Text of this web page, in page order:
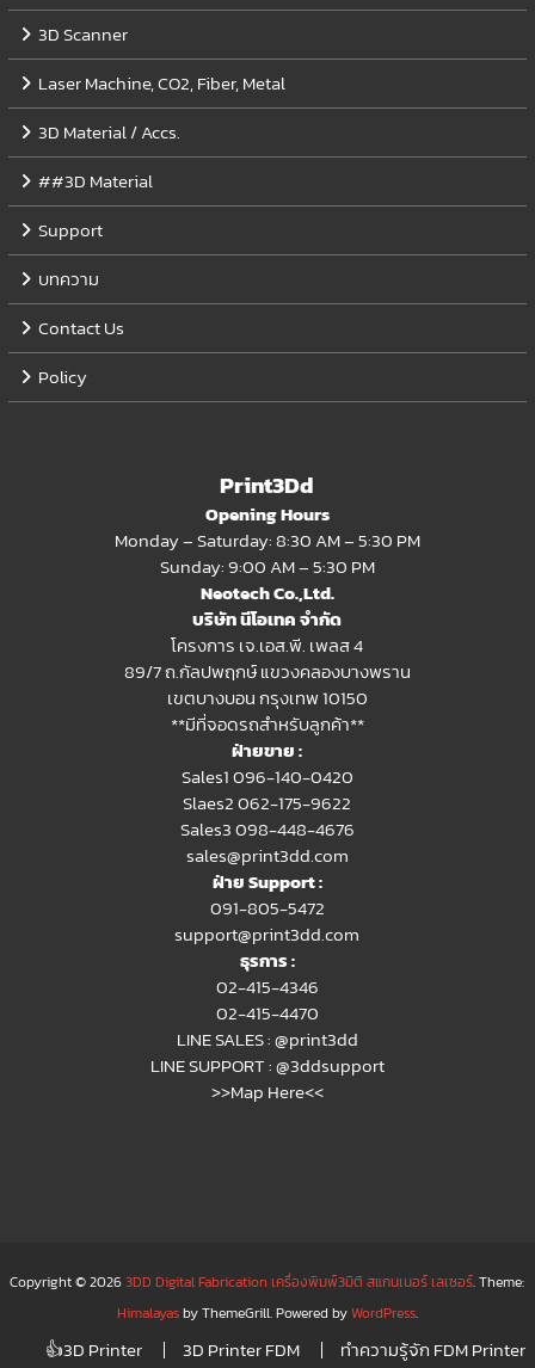
3D Scanner
Laser Machine, CO2, Fiber, Metal
3D Material / Accs.
##3D Material
Support
บทความ
Contact Us
Policy
Print3Dd
Opening Hours
Monday – Saturday: 8:30 AM – 5:30 PM
Sunday: 9:00 AM – 5:30 PM
Neotech Co.,Ltd.
บริษัท นีโอเทค จำกัด
โครงการ เจ.เอส.พี. เพลส 4
89/7 ถ.กัลปพฤกษ์ แขวงคลองบางพราน
เขตบางบอน กรุงเทพ 10150
**มีที่จอดรถสำหรับลูกค้า**
ฝ่ายขาย :
Sales1 096-140-0420
Slaes2062-175-9622
Sales3 098-448-4676
sales@print3dd.com
ฝ่าย Support :
091-805-5472
support@print3dd.com
ธุรการ :
02-415-4346
02-415-4470
LINE SALES :@print3dd
LINE SUPPORT :@3ddsupport
>>Map Here<<
Copyright © 20263DD Digital Fabrication เครื่องพิมพ์3มิติ สแกนเนอร์ เลเซอร์. Theme:
Himalayasby ThemeGrill. Powered byWordPress.
👍3D Printer 3D Printer FDM
ทำความรู้จัก FDM Printer